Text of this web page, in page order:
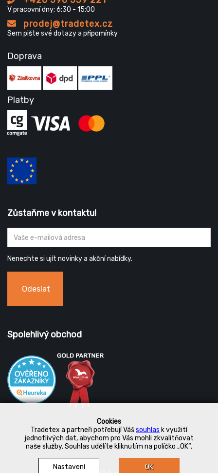
Cookies
Tradetex a partneři potřebují Vášsouhlas k využití
jednotlivých dat, abychom pro Vás mohli zkvalitňovat
naše služby. Souhlas udělíte kliknutím na políčko „OK“.
Nastavení OK
V pracovní dny: 6:30 - 15:00
prodej@tradetex.cz
Sem pište své dotazy a připomínky
Doprava
Platby
Zůstaňme v kontaktu!
Nenechte si ujít novinky a akční nabídky.
Odeslat
Spolehlivý obchod